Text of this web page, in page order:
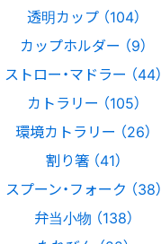
透明カップ （104）
カップホルダー （9）
ストロー・マドラー （44）
カトラリー （105）
環境カトラリー （26）
割り箸 （41）
スプーン・フォーク （38）
弁当小物 （138）